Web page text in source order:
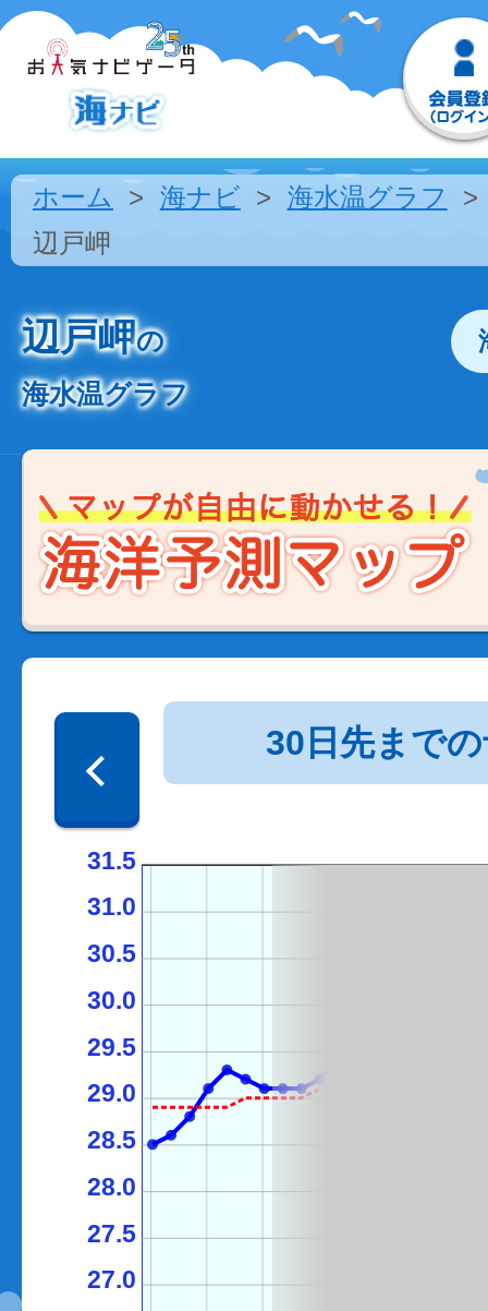
ホーム 海ナビ
海水温グラフ
辺戸岬
辺戸岬の
海水温グラフ
30日先まで
27.0
27.5
28.0
28.5
29.0
29.5
30.0
30.5
31.0
31.5